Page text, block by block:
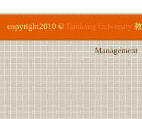
copyright2010 © Tamkang University
Management